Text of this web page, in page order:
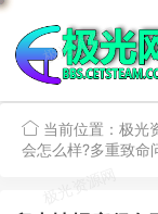
当前位置： 极光
会怎么样?多重致命